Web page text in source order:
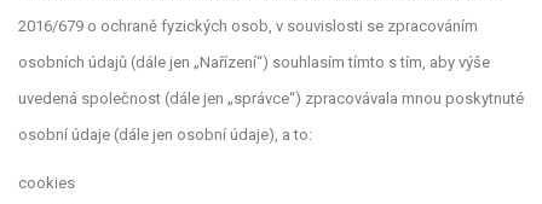
2016/679 o ochraně fyzických osob, v souvislosti se zpracováním
osobních údajů (dále jen „Nařízení“) souhlasím tímto s tím, aby výše
uvedená společnost (dále jen „správce“) zpracovávala mnou poskytnuté
osobní údaje (dále jen osobní údaje), a to:
cookies